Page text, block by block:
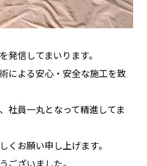
発信してまいります。
による安心・安全な施工を致
社員一丸となって精進してま
くお願い申し上げます。
ございました。